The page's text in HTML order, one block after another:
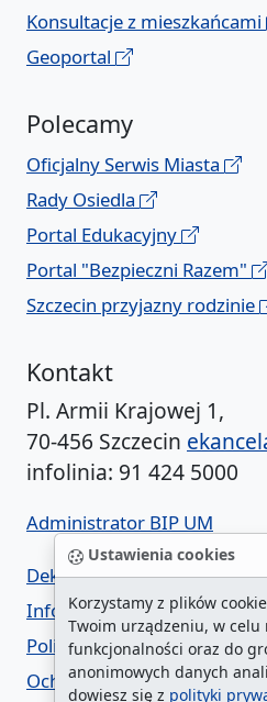
Ustawienia cookies
Korzystamy z plików
Twoim urządzeniu, w celu
funkcjonalności oraz do
anonimowych danych
dowiesz się z polityki
Konsultacje z mieszkańcami
Geoportal
Polecamy
Oficjalny Serwis Miasta
Rady Osiedla
Portal Edukacyjny
Portal "Bezpieczni Razem"
Szczecin przyjazny rodzinie
Kontakt
Pl. Armii Krajowej 1,
70-456 Szczecin
infolinia: 91 424 5000
Administrator BIP UM
Deklaracja dostępności
Informacja o urzędzie w ETR
Polityka prywatności
Ochrona danych osobowych